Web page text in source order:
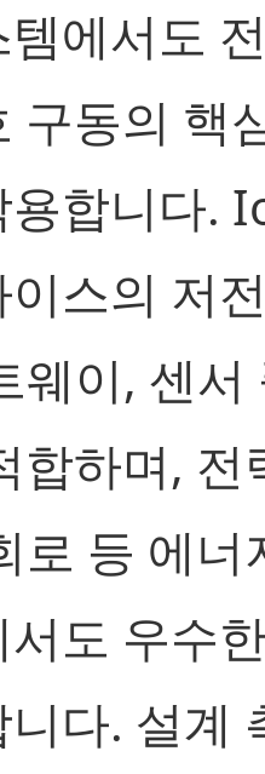
에서도
구동의 핵
합니다.
스의 저
웨이, 센서
합하며, 전
로 등 에너
도 우수
다. 설계